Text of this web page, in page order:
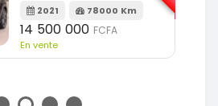
2021 78000 Km
14 500 000 FCFA
En vente